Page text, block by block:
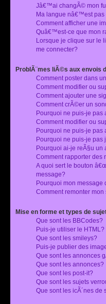
Jâ€™ai changÃ© mon
Ma langue nâ€™est pas
Comment afficher une
Quâ€™est-ce que mon
Lorsque je clique sur le
me connecter?
ProblÃ¨mes liÃ©s aux envois
Comment poster dans
Comment modifier ou
Comment ajouter une
Comment crÃ©er un
Pourquoi ne puis-je
Comment modifier ou
Pourquoi ne puis-je
Pourquoi ne puis-je pas
Pourquoi ai-je reÃ§u un
Comment rapporter
A quoi sert le bouton
message?
Pourquoi mon message
Comment remonter mon
Mise en forme et types de
Que sont les BBCodes?
Puis-je utiliser le HTML?
Que sont les smileys?
Puis-je publier des
Que sont les annonces
Que sont les annonces?
Que sont les post-it?
Que sont les sujets
Que sont les icÃ´nes de